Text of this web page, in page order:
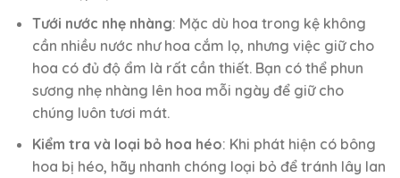
Tưới nước nhẹ nhàng: Mặc dù hoa trong kệ không
cần nhiều nước như hoa cắm lọ, nhưng việc giữ cho
hoa có đủ độ ẩm là rất cần thiết. Bạn có thể phun
sương nhẹ nhàng lên hoa mỗi ngày để giữ cho
chúng luôn tươi mát.
Kiểm tra và loại bỏ hoa héo: Khi phát hiện có bông
hoa bị héo, hãy nhanh chóng loại bỏ để tránh lây lan